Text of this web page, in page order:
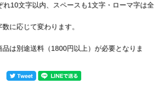
れ10文字以内、スペースも1文字・ローマ字は全
に応じて変わります。
は別途送料（1800円以上）が必要となりま